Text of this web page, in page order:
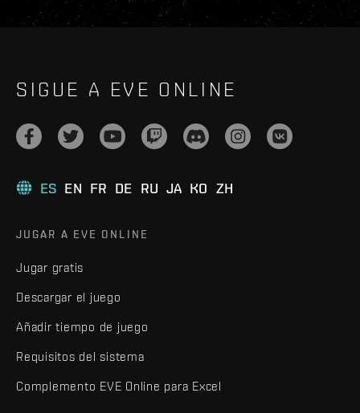
SIGUE A EVE ONLINE
ES EN FR DE RU JA KO ZH
JUGAR A EVE ONLINE
Jugar gratis
Descargar el juego
Añadir tiempo de juego
Requisitos del sistema
Complemento EVE Online para Excel